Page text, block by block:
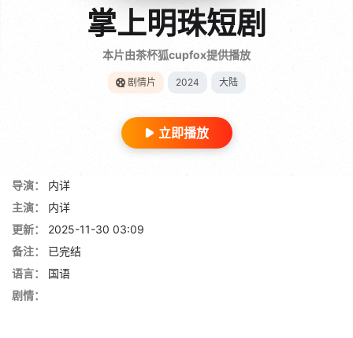
掌上明珠短剧
本片由茶杯狐cupfox提供播放
剧情片 2024 大陆
立即播放
导演：
内详
主演：
内详
更新：
2025-11-30 03:09
备注：
已完结
语言：
国语
剧情：